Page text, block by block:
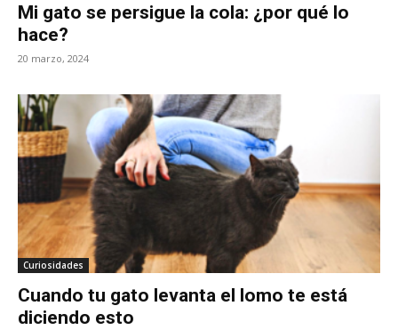
Mi gato se persigue la cola: ¿por qué lo
hace?
20 marzo, 2024
Curiosidades
Cuando tu gato levanta el lomo te está
diciendo esto